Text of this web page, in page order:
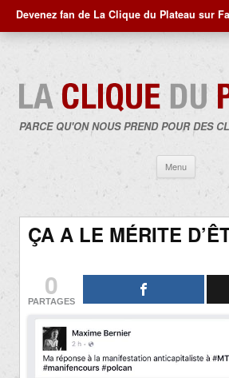
Devenez fan de La Clique du Plateau sur
PARCE QU'ON NOUS PREND POUR DES
Menu
ÇA A LE MÉRITE
0
PARTAGES